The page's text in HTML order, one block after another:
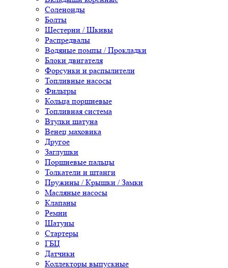
Соленоиды
Болты
Шестерни / Шкивы
Распредвалы
Водяные помпы / Прокладки
Блоки двигателя
Форсунки и распылители
Топливные насосы
Фильтры
Кольца поршневые
Топливная система
Втулки шатуна
Венец маховика
Другое
Заглушки
Поршневые пальцы
Толкатели и штанги
Пружины / Крышки / Замки
Масляные насосы
Клапаны
Ремни
Шатуны
Стартеры
ГБЦ
Датчики
Коллекторы выпускные